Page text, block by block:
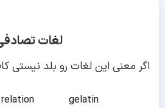
لغات
اگر معنی این لغات رو بلد نیستی
gelatin